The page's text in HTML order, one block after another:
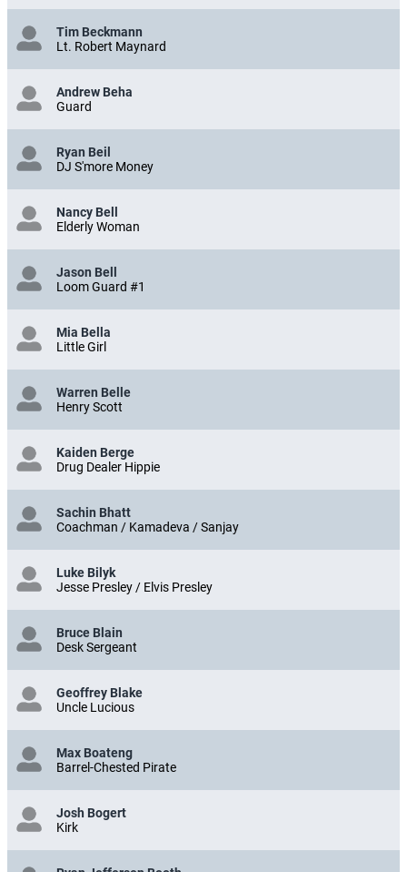
Tim Beckmann
Lt. Robert Maynard
Andrew Beha
Guard
Ryan Beil
DJ S'more Money
Nancy Bell
Elderly Woman
Jason Bell
Loom Guard #1
Mia Bella
Little Girl
Warren Belle
Henry Scott
Kaiden Berge
Drug Dealer Hippie
Sachin Bhatt
Coachman / Kamadeva / Sanjay
Luke Bilyk
Jesse Presley / Elvis Presley
Bruce Blain
Desk Sergeant
Geoffrey Blake
Uncle Lucious
Max Boateng
Barrel-Chested Pirate
Josh Bogert
Kirk